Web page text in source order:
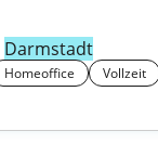
Darmstadt
Homeoffice Vollzeit